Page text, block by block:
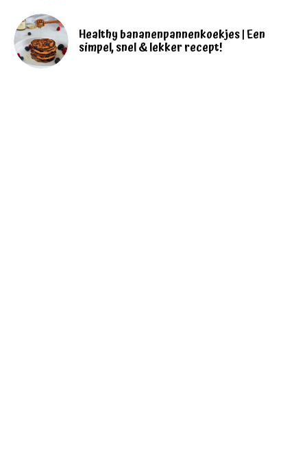
Healthy bananenpannenkoekjes | Een
simpel, snel & lekker recept!